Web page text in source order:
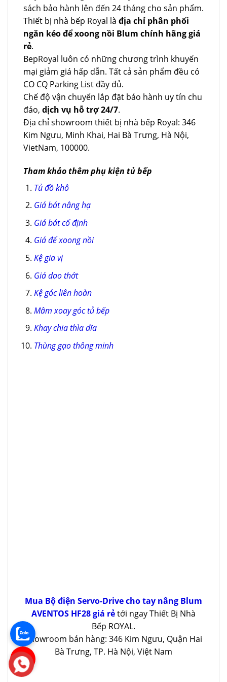
sách bảo hành lên đến 24 tháng cho sản phẩm.
Thiết bị nhà bếp Royal là địa chỉ phân phối
ngăn kéo để xoong nồi Blum chính hãng giá
rẻ.
BepRoyal luôn có những chương trình khuyến
mại giảm giá hấp dẫn. Tất cả sản phẩm đều có
CO CQ Parking List đầy đủ.
Chế độ vận chuyển lắp đặt bảo hành uy tín chu
đáo, dịch vụ hỗ trợ 24/7.
Địa chỉ showroom thiết bị nhà bếp Royal: 346
Kim Ngưu, Minh Khai, Hai Bà Trưng, Hà Nội,
VietNam, 100000.
Tham khảo thêm phụ kiện tủ bếp
Tủ đồ khô
Giá bát nâng hạ
Giá bát cố định
Giá để xoong nồi
Kệ gia vị
Giá dao thớt
Kệ góc liên hoàn
Mâm xoay góc tủ bếp
Khay chia thìa dĩa
Thùng gạo thông minh
Mua Bộ điện Servo-Drive cho tay nâng Blum
AVENTOS HF28 giá rẻtới ngay Thiết Bị Nhà
Bếp ROYAL.
Showroom bán hàng: 346 Kim Ngưu, Quận Hai
Bà Trưng, TP. Hà Nội, Việt Nam